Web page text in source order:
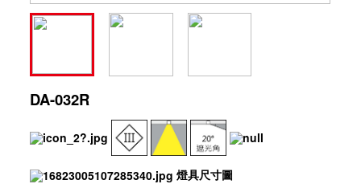
DA-032R
燈具尺寸圖